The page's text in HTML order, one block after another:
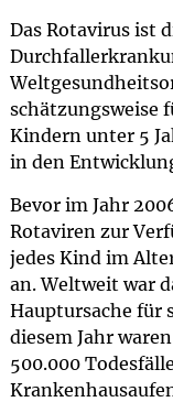
Das Rotavirus ist
schätzungsweise
Kindern unter 5
in den
Bevor im Jahr
Rotaviren zur
jedes Kind im
an. Weltweit war
Hauptursache für
diesem Jahr
500.000